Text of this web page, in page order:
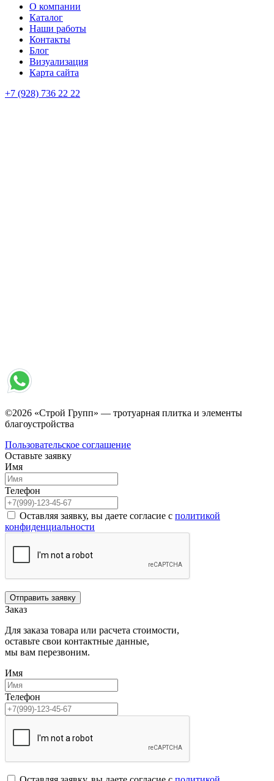
О компании
Каталог
Наши работы
Контакты
Блог
Визуализация
Карта сайта
+7 (928) 736 22 22
©2026 «Строй Групп» — тротуарная плитка и элементы
благоустройства
Пользовательское соглашение
Оставьте заявку
Имя
Телефон
Оставляя заявку, вы даете согласие с политикой
конфиденциальности
Отправить заявку
Заказ
Для заказа товара или расчета стоимости,
оставьте свои контактные данные,
мы вам перезвоним.
Имя
Телефон